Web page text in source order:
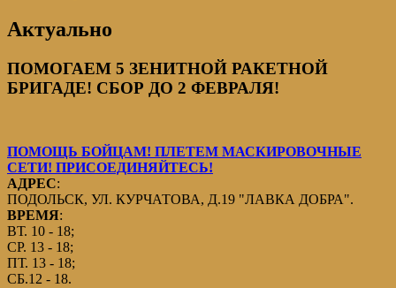
Актуально
ПОМОГАЕМ 5 ЗЕНИТНОЙ РАКЕТНОЙ
БРИГАДЕ! СБОР ДО 2 ФЕВРАЛЯ!
ПОМОЩЬ БОЙЦАМ! ПЛЕТЕМ МАСКИРОВОЧНЫЕ
СЕТИ! ПРИСОЕДИНЯЙТЕСЬ!
АДРЕС:
ПОДОЛЬСК, УЛ. КУРЧАТОВА, Д.19 "ЛАВКА ДОБРА".
ВРЕМЯ:
ВТ. 10 - 18;
СР. 13 - 18;
ПТ. 13 - 18;
СБ.12 - 18.